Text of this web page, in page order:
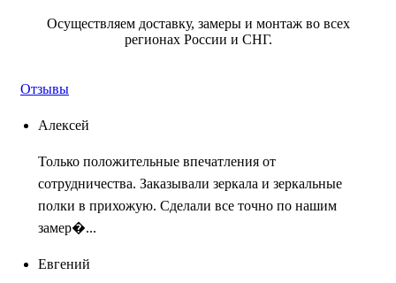
Осуществляем доставку, замеры и монтаж во всех
регионах России и СНГ.
Отзывы
Алексей
Только положительные впечатления от
сотрудничества. Заказывали зеркала и зеркальные
полки в прихожую. Сделали все точно по нашим
замер�...
Евгений